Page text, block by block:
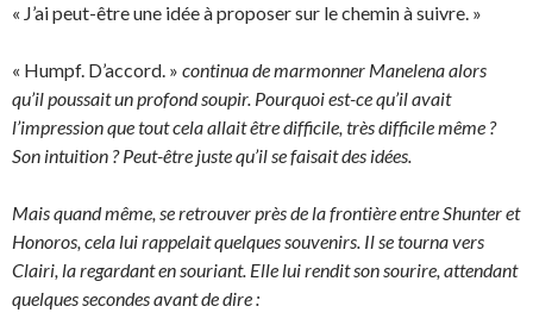
« J’ai peut-être une idée à proposer sur le chemin à suivre. »
« Humpf. D’accord. » continua de marmonner Manelena alors
qu’il poussait un profond soupir. Pourquoi est-ce qu’il avait
l’impression que tout cela allait être difficile, très difficile même ?
Son intuition ? Peut-être juste qu’il se faisait des idées.
Mais quand même, se retrouver près de la frontière entre Shunter et
Honoros, cela lui rappelait quelques souvenirs. Il se tourna vers
Clairi, la regardant en souriant. Elle lui rendit son sourire, attendant
quelques secondes avant de dire :